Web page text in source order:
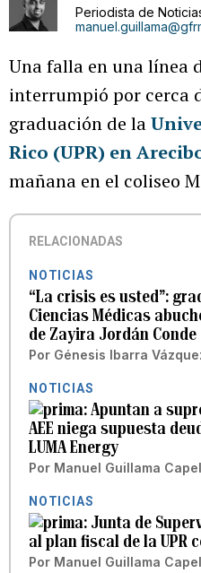
Periodista de
Una falla en una línea
interrumpió por cerca
graduación de la
Rico (UPR) en
mañana en el coliseo
RELACIONADAS
NOTICIAS
“La crisis es usted”:
Ciencias Médicas
de Zayira Jordán Conde
Por Génesis Ibarra
NOTICIAS
Apuntan a
AEE niega supuesta
LUMA Energy
Por Manuel Guillama
NOTICIAS
Junta de
al plan fiscal de la UPR
Por Manuel Guillama